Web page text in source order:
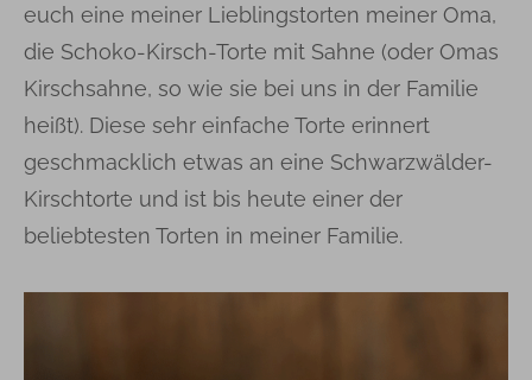
euch eine meiner Lieblingstorten meiner Oma,
die Schoko-Kirsch-Torte mit Sahne (oder Omas
Kirschsahne, so wie sie bei uns in der Familie
heißt). Diese sehr einfache Torte erinnert
geschmacklich etwas an eine Schwarzwälder-
Kirschtorte und ist bis heute einer der
beliebtesten Torten in meiner Familie.